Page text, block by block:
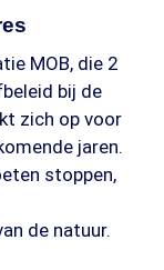
MOB, die 2
bij de
zich op voor
jaren.
stoppen,
de natuur.